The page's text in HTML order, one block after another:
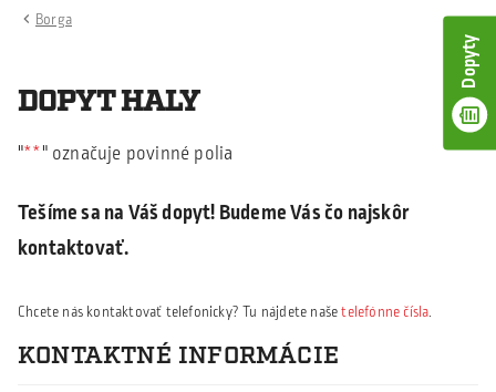
Dopyty
Borga
DOPYT HALY
"* " označuje povinné polia
Tešíme sa na Váš dopyt! Budeme Vás čo najskôr
kontaktovať.
Chcete nás kontaktovať telefonicky? Tu nájdete našetelefónne čísla.
KONTAKTNÉ INFORMÁCIE